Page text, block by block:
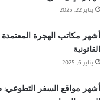
يناير 22, 2025
أشهر مكاتب الهجرة
القانونية
يناير 6, 2025
أشهر مواقع السفر